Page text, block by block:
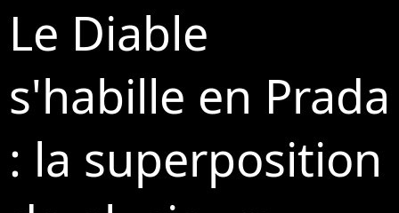
Le Diable
s'habille en Prada
: la superposition